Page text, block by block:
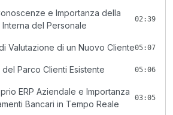
e Importanza della
Interna del Personale
02:39
Valutazione di un Nuovo Cliente05:07
Parco Clienti Esistente 05:06
ERP Aziendale e Importanza
Bancari in Tempo Reale
03:05